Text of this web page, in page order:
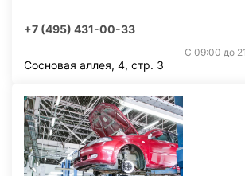
+7 (495) 431-00-33
С 09:00 до
Сосновая аллея, 4, стр. 3